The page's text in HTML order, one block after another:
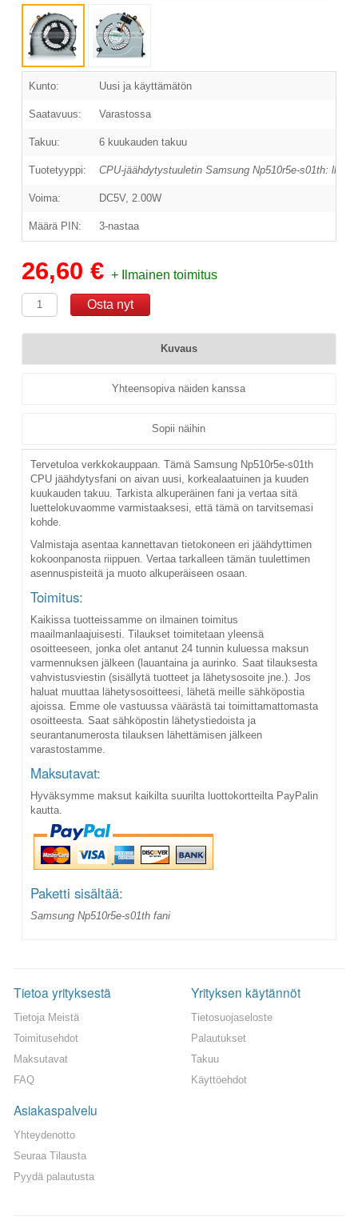
Kunto: Uusi ja käyttämätön
Saatavuus: Varastossa
Takuu: 6 kuukauden takuu
Tuotetyyppi: CPU-jäähdytystuuletin Samsung Np510r5e-s01th: lle
Voima: DC5V, 2.00W
Määrä PIN: 3-nastaa
26,60 €+ Ilmainen toimitus
Kuvaus
Yhteensopiva näiden kanssa
Sopii näihin
Tervetuloa verkkokauppaan. Tämä Samsung Np510r5e-s01th
CPU jäähdytysfani on aivan uusi, korkealaatuinen ja kuuden
kuukauden takuu. Tarkista alkuperäinen fani ja vertaa sitä
luettelokuvaomme varmistaaksesi, että tämä on tarvitsemasi
kohde.
Valmistaja asentaa kannettavan tietokoneen eri jäähdyttimen
kokoonpanosta riippuen. Vertaa tarkalleen tämän tuulettimen
asennuspisteitä ja muoto alkuperäiseen osaan.
Toimitus:
Kaikissa tuotteissamme on ilmainen toimitus
maailmanlaajuisesti. Tilaukset toimitetaan yleensä
osoitteeseen, jonka olet antanut 24 tunnin kuluessa maksun
varmennuksen jälkeen (lauantaina ja aurinko. Saat tilauksesta
vahvistusviestin (sisällytä tuotteet ja lähetysosoite jne.). Jos
haluat muuttaa lähetysosoitteesi, lähetä meille sähköpostia
ajoissa. Emme ole vastuussa väärästä tai toimittamattomasta
osoitteesta. Saat sähköpostin lähetystiedoista ja
seurantanumerosta tilauksen lähettämisen jälkeen
varastostamme.
Maksutavat:
Hyväksymme maksut kaikilta suurilta luottokortteilta PayPalin
kautta.
Paketti sisältää:
Samsung Np510r5e-s01th fani
Tietoa yrityksestä
Tietoja Meistä
Toimitusehdot
Maksutavat
FAQ
Yrityksen käytännöt
Tietosuojaseloste
Palautukset
Takuu
Käyttöehdot
Asiakaspalvelu
Yhteydenotto
Seuraa Tilausta
Pyydä palautusta